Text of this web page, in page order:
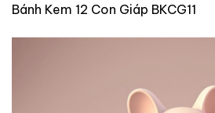
Bánh Kem 12 Con Giáp BKCG11